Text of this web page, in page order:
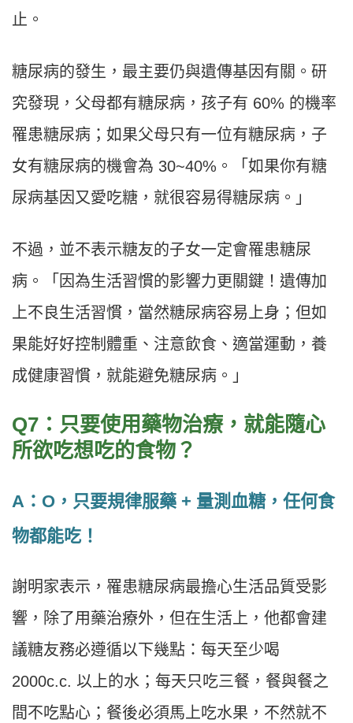
止。
糖尿病的發生，最主要仍與遺傳基因有關。研
究發現，父母都有糖尿病，孩子有 60% 的機率
罹患糖尿病；如果父母只有一位有糖尿病，子
女有糖尿病的機會為 30~40%。「如果你有糖
尿病基因又愛吃糖，就很容易得糖尿病。」
不過，並不表示糖友的子女一定會罹患糖尿
病。「因為生活習慣的影響力更關鍵！遺傳加
上不良生活習慣，當然糖尿病容易上身；但如
果能好好控制體重、注意飲食、適當運動，養
成健康習慣，就能避免糖尿病。」
Q7：只要使用藥物治療，就能隨心
所欲吃想吃的食物？
A：O，只要規律服藥 + 量測血糖，任何食
物都能吃！
謝明家表示，罹患糖尿病最擔心生活品質受影
響，除了用藥治療外，但在生活上，他都會建
議糖友務必遵循以下幾點：每天至少喝
2000c.c. 以上的水；每天只吃三餐，餐與餐之
間不吃點心；餐後必須馬上吃水果，不然就不